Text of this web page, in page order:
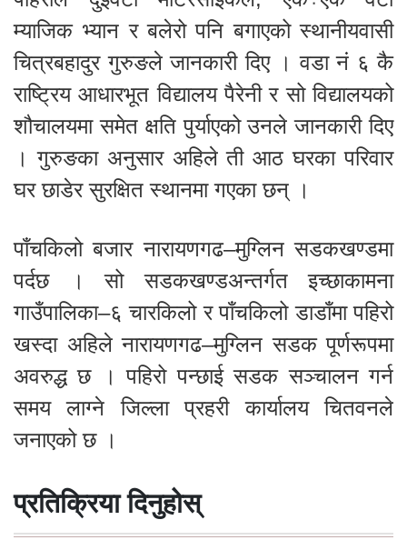
म्याजिक भ्यान र बलेरो पनि बगाएको स्थानीयवासी
चित्रबहादुर गुरुङले जानकारी दिए । वडा नं ६ कै
राष्ट्रिय आधारभूत विद्यालय पैरेनी र सो विद्यालयको
शौचालयमा समेत क्षति पुर्याएको उनले जानकारी दिए
। गुरुङका अनुसार अहिले ती आठ घरका परिवार
घर छाडेर सुरक्षित स्थानमा गएका छन् ।
पाँचकिलो बजार नारायणगढ–मुग्लिन सडकखण्डमा
पर्दछ । सो सडकखण्डअन्तर्गत इच्छाकामना
गाउँपालिका–६ चारकिलो र पाँचकिलो डाडाँमा पहिरो
खस्दा अहिले नारायणगढ–मुग्लिन सडक पूर्णरूपमा
अवरुद्ध छ । पहिरो पन्छाई सडक सञ्चालन गर्न
समय लाग्ने जिल्ला प्रहरी कार्यालय चितवनले
जनाएको छ ।
प्रतिक्रिया दिनुहोस्